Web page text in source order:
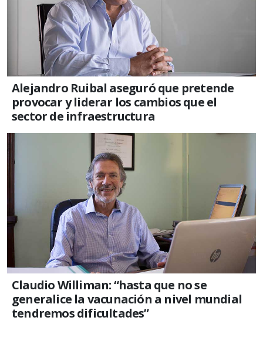
Alejandro Ruibal aseguró que pretende
provocar y liderar los cambios que el
sector de infraestructura
Claudio Williman: “hasta que no se
generalice la vacunación a nivel mundial
tendremos dificultades”